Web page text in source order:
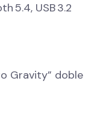
5.4, USB 3.2
Gravity” doble